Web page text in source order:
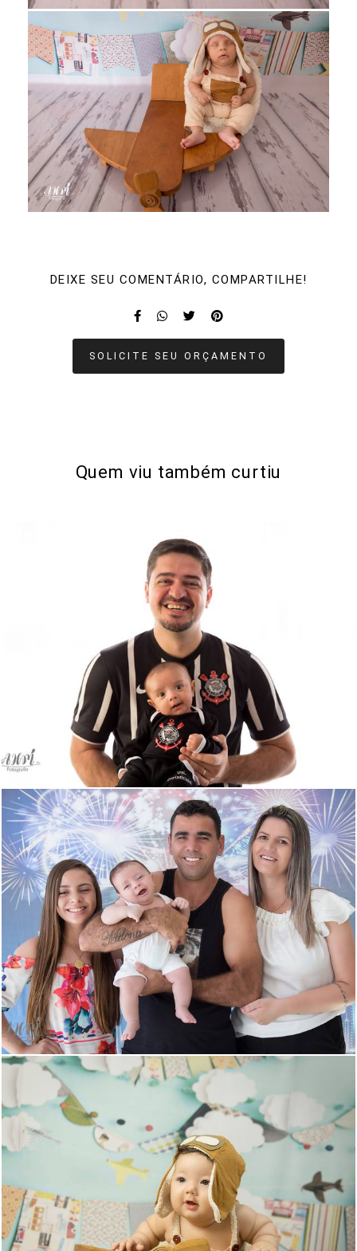
DEIXE SEU COMENTÁRIO, COMPARTILHE!
SOLICITE SEU ORÇAMENTO
Quem viu também curtiu
511 0
979
522 0